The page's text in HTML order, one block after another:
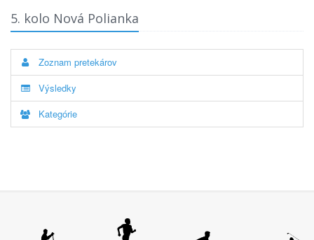
5. kolo Nová Polianka
Zoznam pretekárov
Výsledky
Kategórie